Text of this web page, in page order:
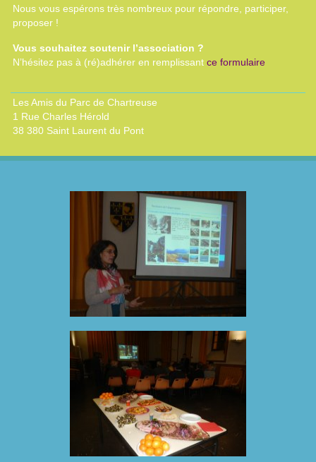
Nous vous espérons très nombreux pour répondre, participer,
proposer !
Vous souhaitez soutenir l’association ?
N’hésitez pas à (ré)adhérer en remplissant ce formulaire
Les Amis du Parc de Chartreuse
1 Rue Charles Hérold
38 380 Saint Laurent du Pont